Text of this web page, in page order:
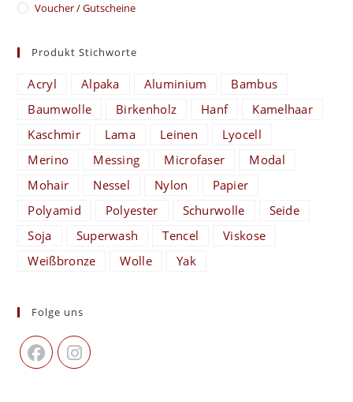
Voucher / Gutscheine
Produkt Stichworte
Acryl Alpaka Aluminium
Bambus
Baumwolle
Birkenholz Hanf
Kamelhaar
Kaschmir
Lama Leinen
Lyocell
Merino
Messing Microfaser
Modal
Mohair
Nessel Nylon
Papier
Polyamid
Polyester Schurwolle
Seide
Soja
Superwash Tencel
Viskose
Weißbronze
Wolle Yak
Folge uns